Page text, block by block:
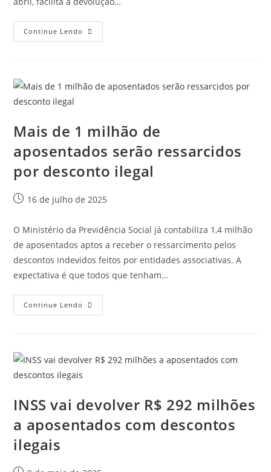
Continue Lendo
Mais de 1 milhão de
aposentados serão ressarcidos
por desconto ilegal
16 de julho de 2025
O Ministério da Previdência Social já contabiliza 1,4 milhão
de aposentados aptos a receber o ressarcimento pelos
descontos indevidos feitos por entidades associativas. A
expectativa é que todos que tenham…
Continue Lendo
INSS vai devolver R$ 292 milhões
a aposentados com descontos
ilegais